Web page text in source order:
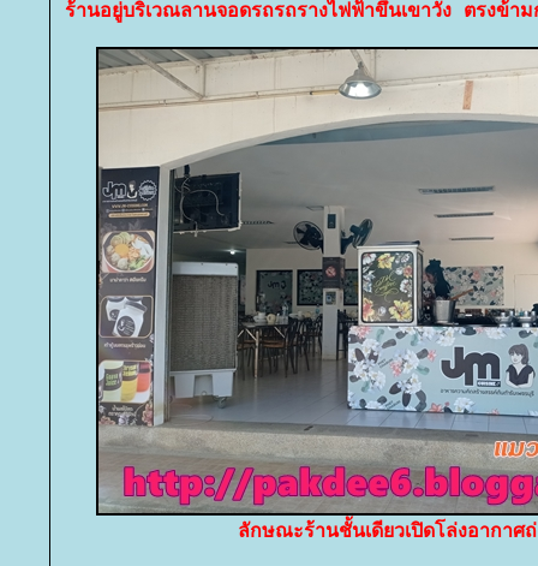
ร้านอยู่บริเวณลานจอดรถรถรางไฟฟ้าขึ้นเขาวัง ตรงข้า
ลักษณะร้านชั้นเดียวเปิดโล่งอากาศถ่